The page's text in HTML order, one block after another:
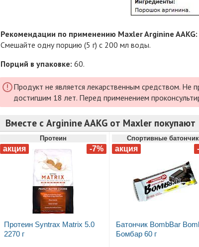
Рекомендации по применению Maxler Arginine AAKG:
Смешайте одну порцию (5 г) с 200 мл воды.
Порций в упаковке: 60.
Продукт не является лекарственным средством.
достигшим 18 лет. Перед применением
Вместе с Arginine AAKG от Maxler покупают
Протеин
Протеин Syntrax Matrix 5.0
2270 г
Спортивные
Батончик BombBar
Бомбар 60 г